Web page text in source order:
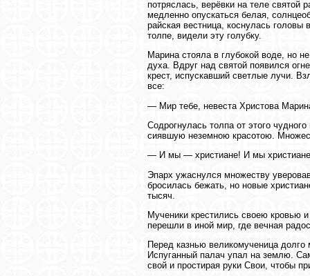
потряслась, верёвки на теле святой
медленно опускаться белая,
райская вестница, коснулась
толпе, видели эту голубку.
Марина стояла в глубокой воде, но
духа. Вдруг над святой появился
крест, испускавший светлые лучи.
все:
— Мир тебе, невеста Христова
Содрогнулась толпа от этого
сиявшую неземною красотою.
— И мы — христиане! И мы
Эпарх ужаснулся множеству
бросилась бежать, но новые
тысяч.
Мученики крестились своею кровью
перешли в иной мир, где вечная
Перед казнью великомученица
Испуганный палач упал на землю.
свой и простирая руки Свои, чтобы